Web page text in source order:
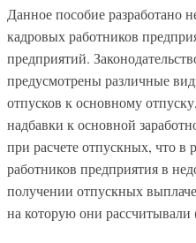
Данное пособие разработано
кадровых работников
предприятий.
предусмотрены различные
отпусков к основному
надбавки к основной
при расчете отпускных, что в
работников предприятия в
получении отпускных
на которую они